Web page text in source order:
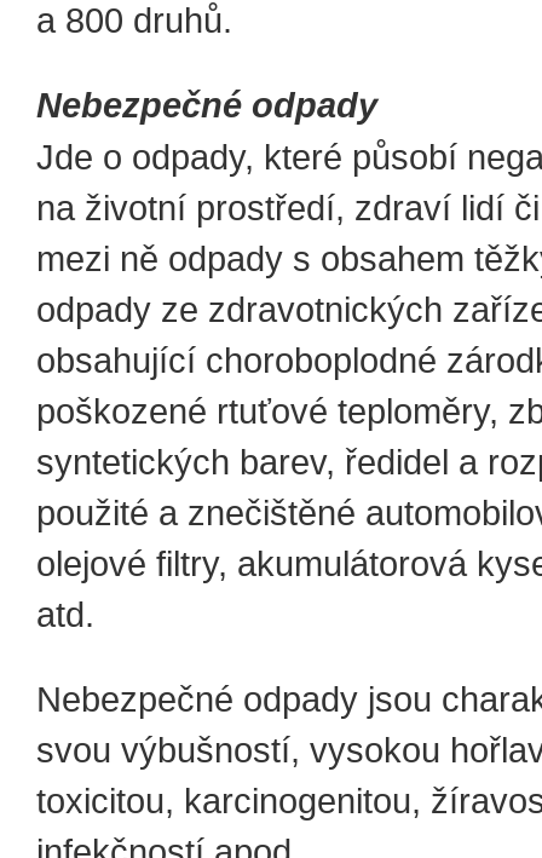
a 800 druhů.
Nebezpečné odpady
Jde o odpady, které působí
na životní prostředí, zdraví lidí
mezi ně odpady s obsahem
odpady ze zdravotnických
obsahující choroboplodné
poškozené rtuťové teploměry,
syntetických barev, ředidel a
použité a znečištěné
olejové filtry, akumulátorová
atd.
Nebezpečné odpady jsou
svou výbušností, vysokou
toxicitou, karcinogenitou,